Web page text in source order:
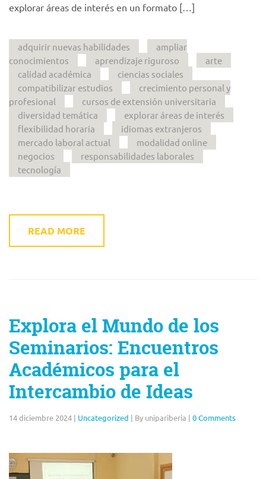
explorar áreas de interés en un formato […]
adquirir nuevas habilidades
ampliar
conocimientos
aprendizaje riguroso
arte
calidad académica
ciencias sociales
compatibilizar estudios
crecimiento personal y
profesional
cursos de extensión universitaria
diversidad temática
explorar áreas de interés
flexibilidad horaria
idiomas extranjeros
mercado laboral actual
modalidad online
negocios
responsabilidades laborales
tecnología
READ MORE
Explora el Mundo de los
Seminarios: Encuentros
Académicos para el
Intercambio de Ideas
14 diciembre 2024 | Uncategorized | By unipariberia | 0 Comments